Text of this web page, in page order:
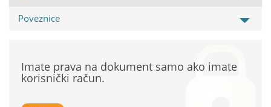
Poveznice
Imate prava na dokument samo ako imate
korisnički račun.